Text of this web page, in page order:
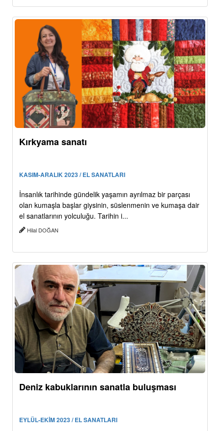
Kırkyama sanatı
KASIM-ARALIK 2023 / EL SANATLARI
İnsanlık tarihinde gündelik yaşamın ayrılmaz bir parçası
olan kumaşla başlar giysinin, süslenmenin ve kumaşa dair
el sanatlarının yolculuğu. Tarihin i...
Hilal DOĞAN
Deniz kabuklarının sanatla buluşması
EYLÜL-EKİM 2023 / EL SANATLARI